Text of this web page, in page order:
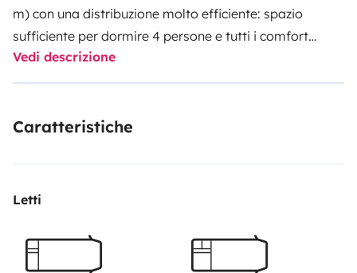
m) con una distribuzione molto efficiente: spazio
sufficiente per dormire 4 persone e tutti i comfort
necessari in un formato maneggevole, inclusi bagno
completo e riscaldamento della cellula.
viaggi lunghi, anche in inverno grazie all’isolamento e
convertibile, vani di stivaggio e un allestimento pratico
complicazioni.
Vedi descrizione
Caratteristiche
Letti